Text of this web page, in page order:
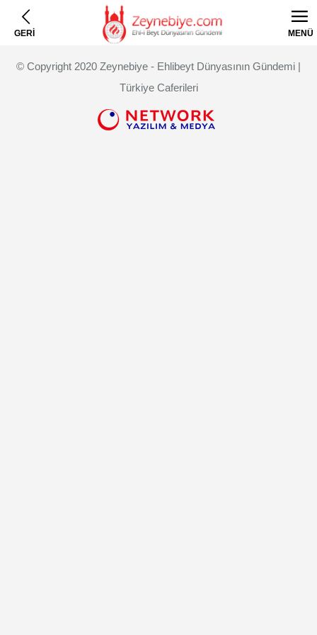
GERİ MENÜ
© Copyright 2020 Zeynebiye - Ehlibeyt Dünyasının Gündemi |
Türkiye Caferileri